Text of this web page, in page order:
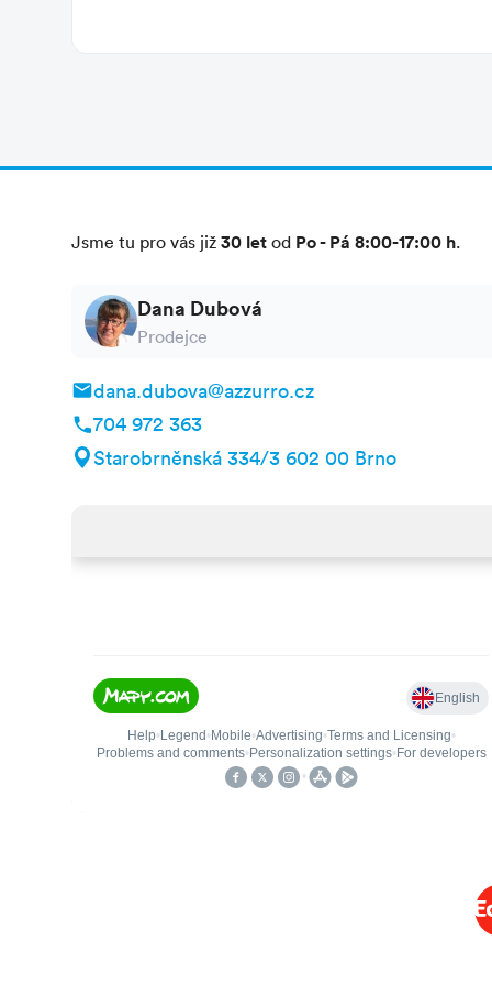
Jsme tu pro vás již 30 let od Po - Pá 8:00-17:00 h.
Dana Dubová
Prodejce
dana.dubova@azzurro.cz
704 972 363
Starobrněnská 334/3 602 00 Brno